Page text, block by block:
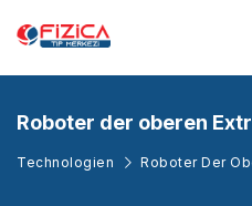
Roboter der oberen
Technologien Roboter Der